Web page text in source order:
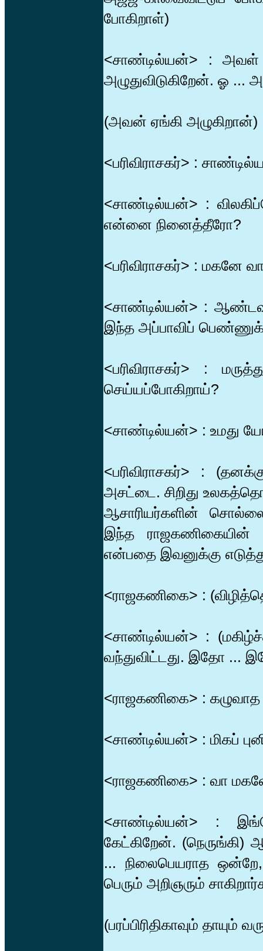
போகிறாள்)
<சாண்டில்யன்> : அவள்
அழுதுவிடுகிறேன். ஓ ...
(அவன் ஏங்கி அழுகிறான்)
<பரிவிராசகர்> :
<சாண்டில்யன்> :
என்னை நினைத்தீரோ?
<பரிவிராசகர்> : மகனே
<சாண்டில்யன்> :
இந்த அப்பாவிப்
<பரிவிராசகர்> :
செய்யப்போகிறாய்?
<சாண்டில்யன்> : உமது
<பரிவிராசகர்> :
அசட்டை. சிறிது
ஆசாரியர்களின்
இந்த ராஜகணிகையின்
என்பதை இவனுக்கு
<ராஜகணிகை> :
<சாண்டில்யன்> :
வந்துவிட்டது. இதோ ...
<ராஜகணிகை> :
<சாண்டில்யன்> : மிகப்
<ராஜகணிகை> : வா
<சாண்டில்யன்> :
கேட்கிறேன்.
... நிலைபெயராத
பெரும் அறிஞரும்
(பரப்பிரிதிகாவும் தாயும்